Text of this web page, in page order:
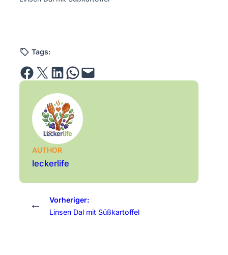
Tags:
Share on Facebook Email this Page Share on LinkedIn Share on WhatsApp Email this Page
AUTHOR
leckerlife
←
Vorheriger:
Linsen Dal mit Süßkartoffel